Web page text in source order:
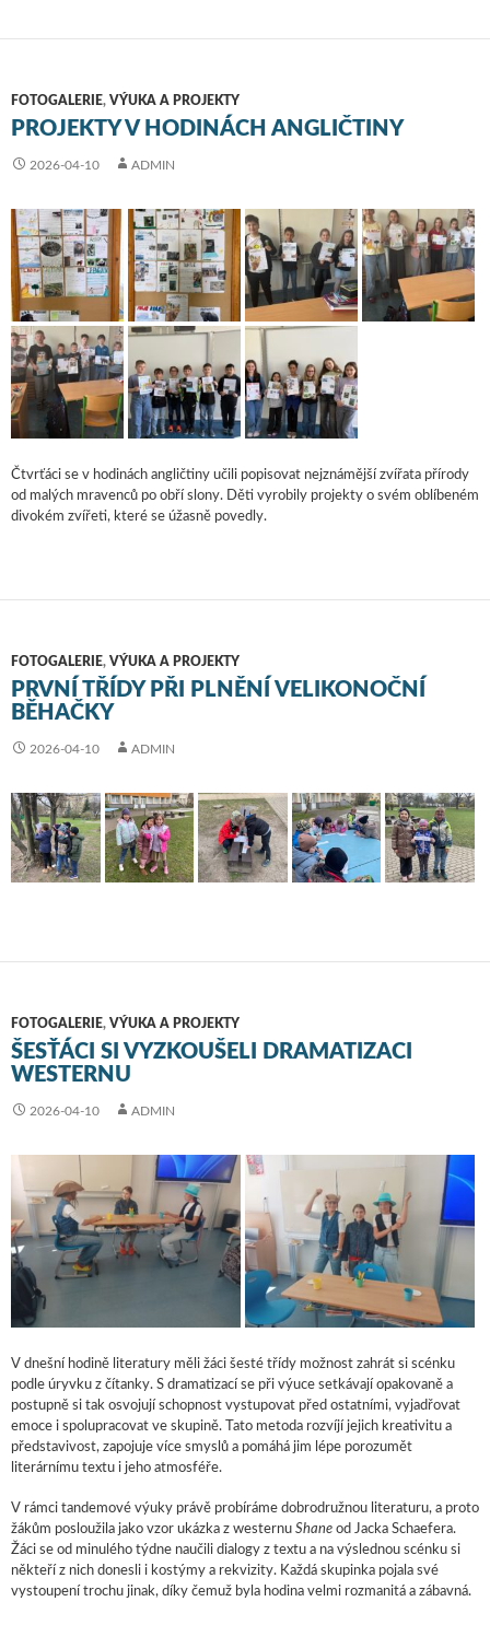
FOTOGALERIE, VÝUKA A PROJEKTY
PROJEKTY V HODINÁCH ANGLIČTINY
2026-04-10 ADMIN
Čtvrťáci se v hodinách angličtiny učili popisovat nejznámější zvířata přírody
od malých mravenců po obří slony. Děti vyrobily projekty o svém oblíbeném
divokém zvířeti, které se úžasně povedly.
FOTOGALERIE, VÝUKA A PROJEKTY
PRVNÍ TŘÍDY PŘI PLNĚNÍ VELIKONOČNÍ
BĚHAČKY
2026-04-10 ADMIN
FOTOGALERIE, VÝUKA A PROJEKTY
ŠESŤÁCI SI VYZKOUŠELI DRAMATIZACI
WESTERNU
2026-04-10 ADMIN
V dnešní hodině literatury měli žáci šesté třídy možnost zahrát si scénku
podle úryvku z čítanky. S dramatizací se při výuce setkávají opakovaně a
postupně si tak osvojují schopnost vystupovat před ostatními, vyjadřovat
emoce i spolupracovat ve skupině. Tato metoda rozvíjí jejich kreativitu a
představivost, zapojuje více smyslů a pomáhá jim lépe porozumět
literárnímu textu i jeho atmosféře.
V rámci tandemové výuky právě probíráme dobrodružnou literaturu, a proto
žákům posloužila jako vzor ukázka z westernu Shane od Jacka Schaefera.
Žáci se od minulého týdne naučili dialogy z textu a na výslednou scénku si
někteří z nich donesli i kostýmy a rekvizity. Každá skupinka pojala své
vystoupení trochu jinak, díky čemuž byla hodina velmi rozmanitá a zábavná.